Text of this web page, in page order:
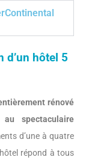
d’un hôtel 5
rénové
spectaculaire
d’une à quatre
répond à tous